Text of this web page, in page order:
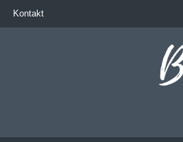
Kontakt